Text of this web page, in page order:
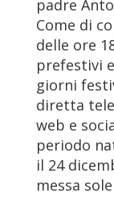
padre
Come di
delle ore
prefestivi
giorni
diretta
web e
periodo
il 24
messa